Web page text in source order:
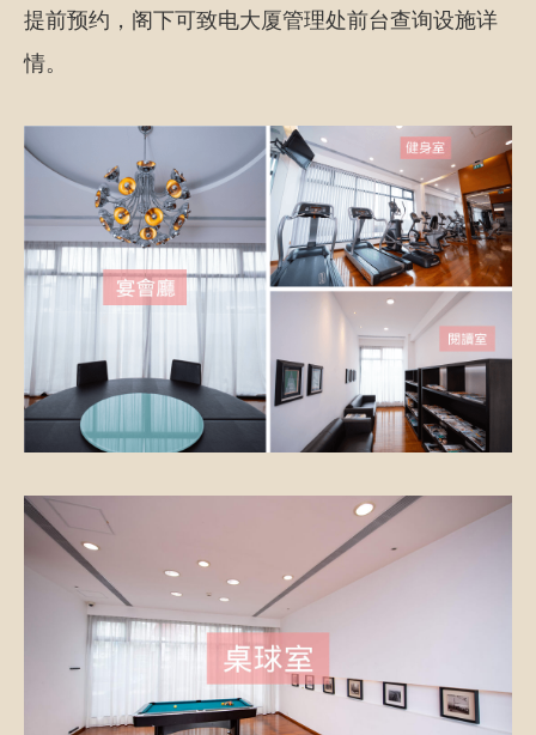
提前预约，阁下可致电大厦管理处前台查询设施详
情。